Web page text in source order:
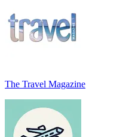
The Travel Magazine